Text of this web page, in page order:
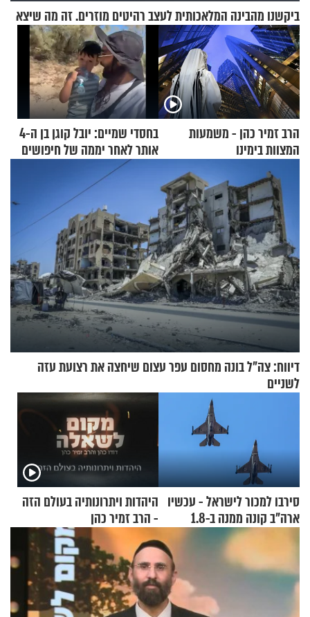
ביקשנו מהבינה המלאכותית לעצב רהיטים מוזרים. זה מה שיצא
הרב זמיר כהן - משמעות
המצוות בימינו
בחסדי שמיים: יובל קוגן בן ה-4
אותר לאחר יממה של חיפושים
דיווח: צה"ל בונה מחסום עפר עצום שיחצה את רצועת עזה
לשניים
סירבו למכור לישראל - עכשיו
ארה"ב קונה ממנה ב-1.8
מיליארד דולר
היהדות ויתרונותיה בעולם הזה
- הרב זמיר כהן